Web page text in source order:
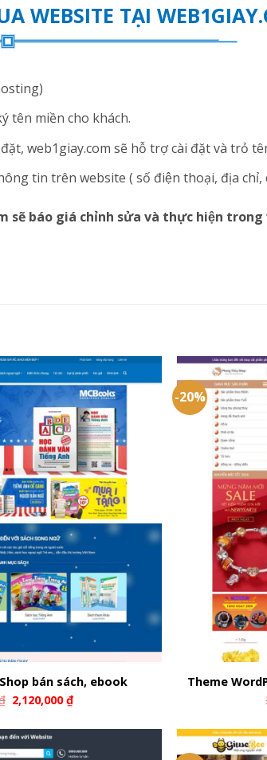
WEBSITE TẠI
tên miền cho khách.
web1giay.com sẽ hỗ trợ cài đặt và trỏ
tin trên website ( số điện thoại, địa chỉ,
sẽ báo giá chỉnh sửa và thực hiện
bán sách, ebook
2,120,000₫
-20%
Theme